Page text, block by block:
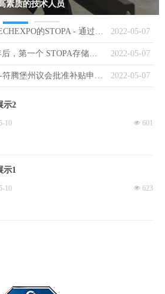
素质的技术人员
2022-05-07
2021年10月26日 - BLECHEXPO的STOPA - 通过全流程自动化提高效率
2022-05-07
2021年10月8日 - 47 年后，第一个 STOPA存储系统已经退役，STOPA告别一段历史
2022-05-07
2021年10月8日 - 巴登-符腾堡州议会批准补贴申请：STOPA 表示感谢
示2
넶 601
10
示1
넶 623
10